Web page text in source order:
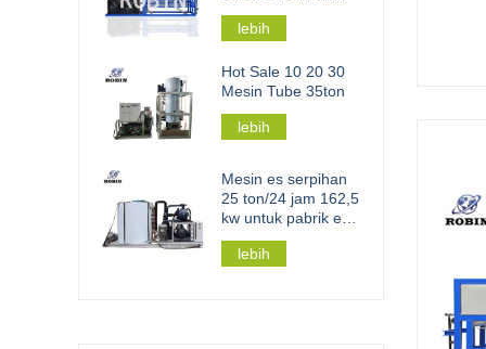
Untuk Pengolahan
Perikanan
lebih
Hot Sale 10 20 30
Mesin Tube 35ton
lebih
Mesin es serpihan
25 ton/24 jam 162,5
kw untuk pabrik es
serpihan skala
besar
lebih